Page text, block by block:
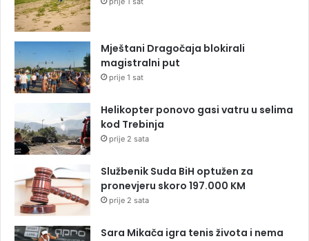
Mještani Dragočaja blokirali
magistralni put
prije 1 sat
Helikopter ponovo gasi vatru u selima
kod Trebinja
prije 2 sata
Službenik Suda BiH optužen za
pronevjeru skoro 197.000 KM
prije 2 sata
Sara Mikača igra tenis života i nema